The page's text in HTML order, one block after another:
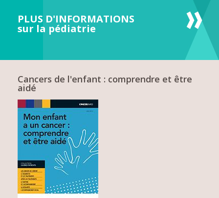
PLUS D'INFORMATIONS
sur la pédiatrie
Cancers de l'enfant : comprendre et être
aidé